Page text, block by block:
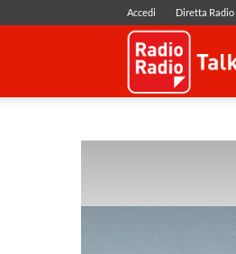
Accedi Diretta Radio